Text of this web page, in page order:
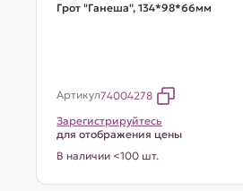
Грот "Ганеша", 134*98*66мм
Артикул74004278
Зарегистрируйтесь
для отображения цены
В наличии <100 шт.